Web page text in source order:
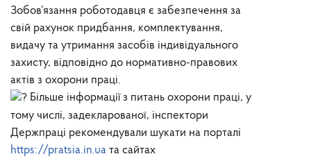
Зобов’язання роботодавця є забезпечення за
свій рахунок придбання, комплектування,
видачу та утримання засобів індивідуального
захисту, відповідно до нормативно-правових
актів з охорони праці.
Більше інформації з питань охорони праці, у
тому числі, задекларованої, інспектори
Держпраці рекомендували шукати на порталі
https://pratsia.in.ua та сайтах